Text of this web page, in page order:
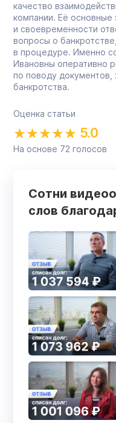
качество
компании. Её
и своевременности
вопросы о
в процедуре. Именно
Ивановны оперативно
по поводу документов,
банкротства.
Оценка статьи
5.0
На основе 72 голосов
Сотни
слов